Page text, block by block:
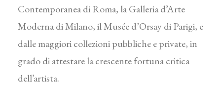
Contemporanea di Roma, la Galleria d’Arte
Moderna di Milano, il Musée d’Orsay di Parigi, e
dalle maggiori collezioni pubbliche e private, in
grado di attestare la crescente fortuna critica
dell’artista.